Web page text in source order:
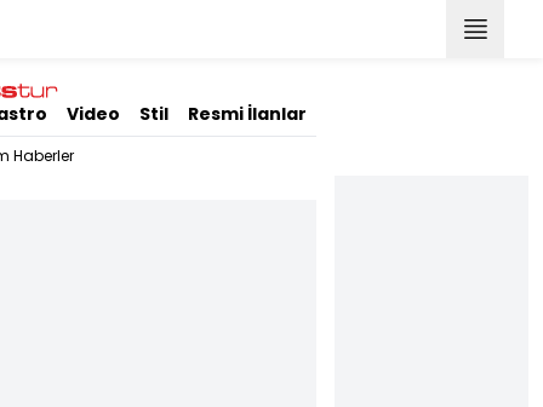
Video Stil Resmi İlanlar
Haberler